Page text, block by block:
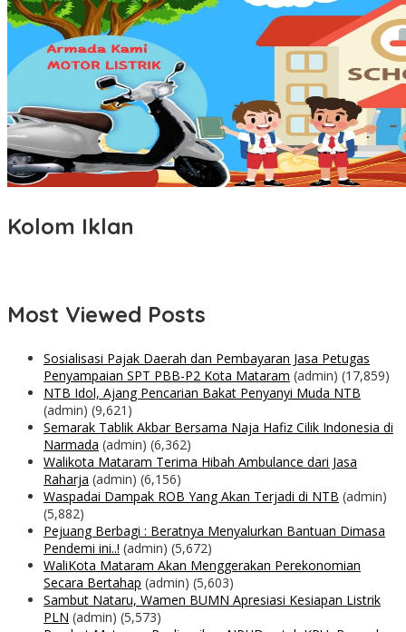
Kolom Iklan
Most Viewed Posts
Sosialisasi Pajak Daerah dan Pembayaran Jasa Petugas
Penyampaian SPT PBB-P2 Kota Mataram (admin) (17,859)
NTB Idol, Ajang Pencarian Bakat Penyanyi Muda NTB
(admin) (9,621)
Semarak Tablik Akbar Bersama Naja Hafiz Cilik Indonesia di
Narmada (admin) (6,362)
Walikota Mataram Terima Hibah Ambulance dari Jasa
Raharja (admin) (6,156)
Waspadai Dampak ROB Yang Akan Terjadi di NTB (admin)
(5,882)
Pejuang Berbagi : Beratnya Menyalurkan Bantuan Dimasa
Pendemi ini..! (admin) (5,672)
WaliKota Mataram Akan Menggerakan Perekonomian
Secara Bertahap (admin) (5,603)
Sambut Nataru, Wamen BUMN Apresiasi Kesiapan Listrik
PLN (admin) (5,573)